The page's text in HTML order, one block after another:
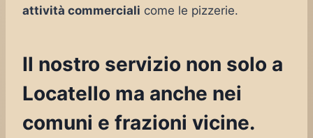
attività commerciali come le pizzerie.
Il nostro servizio non solo a
Locatello ma anche nei
comuni e frazioni vicine.